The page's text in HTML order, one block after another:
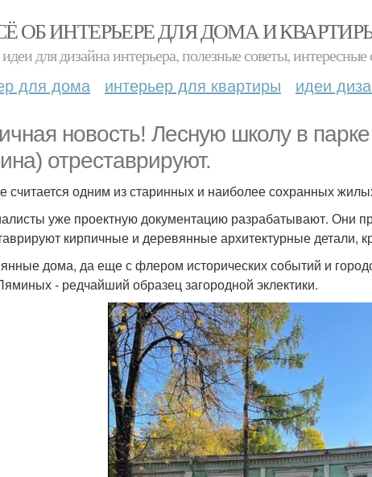
ОБ ИНТЕРЬЕРЕ ДЛЯ ДОМА И
для дизайна интерьера, полезные советы, интересные
для дома интерьер для квартиры идеи
новость! Лесную школу в
отреставрируют.
считается одним из старинных и наиболее сохранных
уже проектную документацию разрабатывают. Они
кирпичные и деревянные архитектурные детали,
дома, да еще с флером исторических событий и
- редчайший образец загородной эклектики.